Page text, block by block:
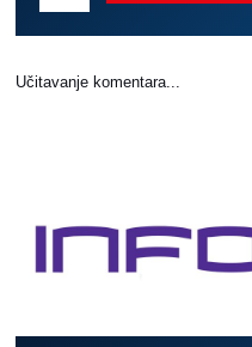
Učitavanje komentara...